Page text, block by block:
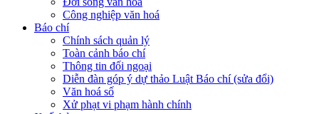
Công nghiệp văn hoá
Báo chí
Chính sách quản lý
Toàn cảnh báo chí
Thông tin đối ngoại
Diễn đàn góp ý dự thảo Luật Báo chí (sửa đổi)
Văn hoá số
Xử phạt vi phạm hành chính